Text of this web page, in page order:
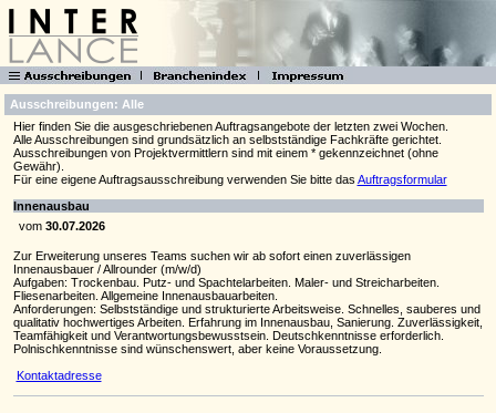
Ausschreibungen: Alle
Hier finden Sie die ausgeschriebenen Auftragsangebote der letzten zwei Wochen.
Alle Ausschreibungen sind grundsätzlich an selbstständige Fachkräfte gerichtet.
Ausschreibungen von Projektvermittlern sind mit einem * gekennzeichnet (ohne
Gewähr).
Für eine eigene Auftragsausschreibung verwenden Sie bitte das Auftragsformular
Innenausbau
vom 30.07.2026
Zur Erweiterung unseres Teams suchen wir ab sofort einen zuverlässigen
Innenausbauer / Allrounder (m/w/d)
Aufgaben: Trockenbau. Putz- und Spachtelarbeiten. Maler- und Streicharbeiten.
Fliesenarbeiten. Allgemeine Innenausbauarbeiten.
Anforderungen: Selbstständige und strukturierte Arbeitsweise. Schnelles, sauberes und
qualitativ hochwertiges Arbeiten. Erfahrung im Innenausbau, Sanierung. Zuverlässigkeit,
Teamfähigkeit und Verantwortungsbewusstsein. Deutschkenntnisse erforderlich.
Polnischkenntnisse sind wünschenswert, aber keine Voraussetzung.
Kontaktadresse